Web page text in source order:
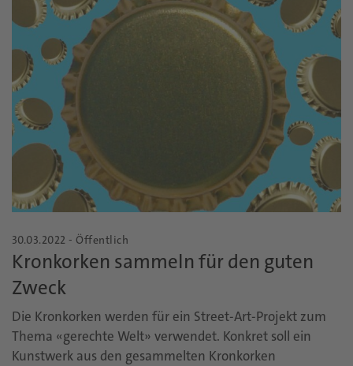
30.03.2022 - Öffentlich
Kronkorken sammeln für den guten
Zweck
Die Kronkorken werden für ein Street-Art-Projekt zum
Thema «gerechte Welt» verwendet. Konkret soll ein
Kunstwerk aus den gesammelten Kronkorken